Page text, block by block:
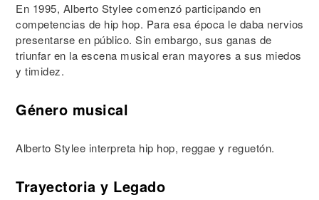
En 1995, Alberto Stylee comenzó participando en
competencias de hip hop. Para esa época le daba nervios
presentarse en público. Sin embargo, sus ganas de
triunfar en la escena musical eran mayores a sus miedos
y timidez.
Género musical
Alberto Stylee interpreta hip hop, reggae y reguetón.
Trayectoria y Legado